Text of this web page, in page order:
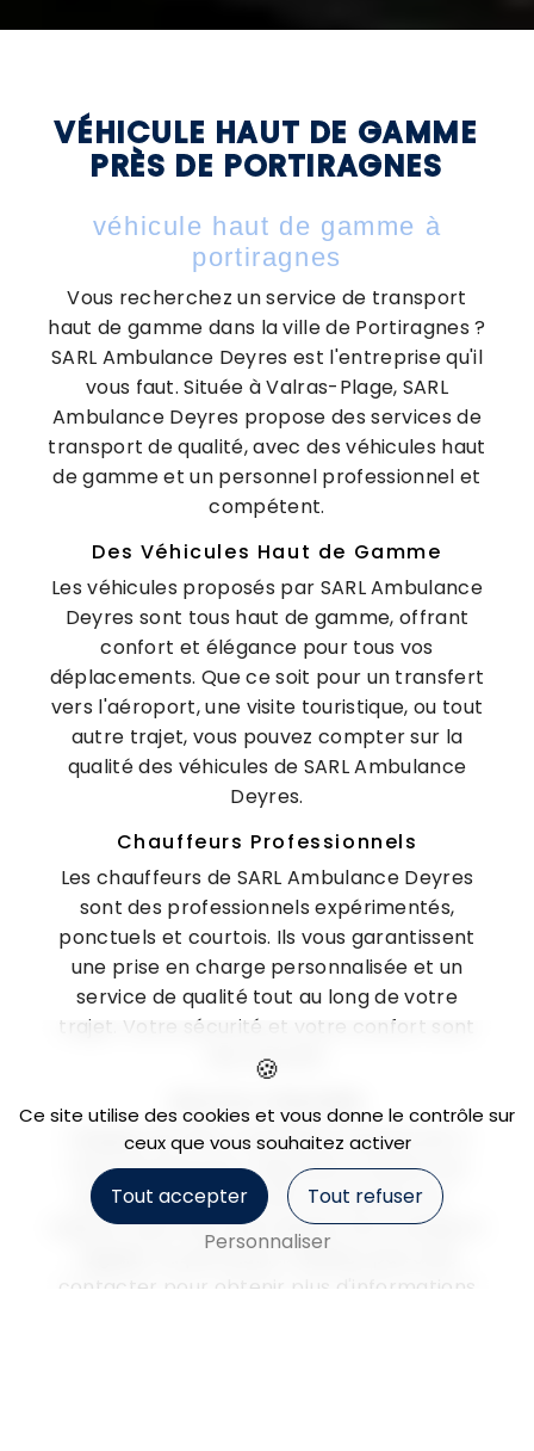
VÉHICULE HAUT DE GAMME
PRÈS DE PORTIRAGNES
véhicule haut de gamme à
portiragnes
Vous recherchez un service de transport
haut de gamme dans la ville de Portiragnes ?
SARL Ambulance Deyres est l'entreprise qu'il
vous faut. Située à Valras-Plage, SARL
Ambulance Deyres propose des services de
transport de qualité, avec des véhicules haut
de gamme et un personnel professionnel et
compétent.
Des Véhicules Haut de Gamme
Les véhicules proposés par SARL Ambulance
Deyres sont tous haut de gamme, offrant
confort et élégance pour tous vos
déplacements. Que ce soit pour un transfert
vers l'aéroport, une visite touristique, ou tout
autre trajet, vous pouvez compter sur la
qualité des véhicules de SARL Ambulance
Deyres.
Chauffeurs Professionnels
Les chauffeurs de SARL Ambulance Deyres
sont des professionnels expérimentés,
ponctuels et courtois. Ils vous garantissent
une prise en charge personnalisée et un
service de qualité tout au long de votre
trajet. Votre sécurité et votre confort sont
leur priorité.
Service Clientèle
L'équipe de SARL Ambulance Deyres est à
votre écoute pour répondre à toutes vos
demandes et vous offrir un service sur-
mesure. Que vous ayez besoin d'un transport
régulier ou ponctuel, n'hésitez pas à les
contacter pour obtenir plus d'informations
Ce site utilise des cookies et vous donne le contrôle sur
ceux que vous souhaitez activer
Tout accepter
Tout refuser
Personnaliser